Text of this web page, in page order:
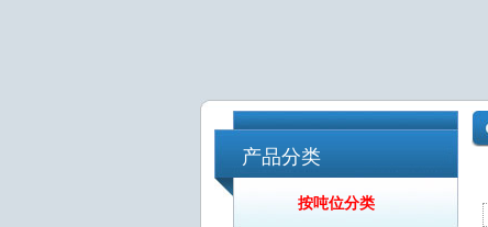
产品分类
按吨位分类